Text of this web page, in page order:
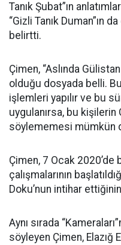
Tanık Şubat”ın
“Gizli Tanık Duman”ın
belirtti.
Çimen, “Aslında
olduğu dosyada belli.
işlemleri yapılır ve bu
uygulanırsa, bu kişilerin
söylememesi mümkün
Çimen, 7 Ocak
çalışmalarının
Doku’nun intihar
Aynı sırada
söyleyen Çimen, Elazığ